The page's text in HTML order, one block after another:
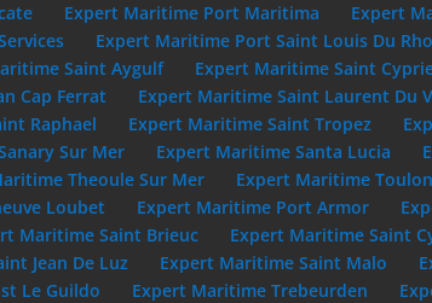
Expert Maritime Port Maritima
Expert
Expert Maritime Port Saint Louis Du
Saint Aygulf
Expert Maritime Saint
Cap Ferrat Expert Maritime Saint Laurent Du
Raphael Expert Maritime Saint Tropez
Sur Mer Expert Maritime Santa Lucia
Theoule Sur Mer Expert Maritime Toulon
Loubet Expert Maritime Port Armor
Maritime Saint Brieuc
Expert Maritime Saint
Jean De Luz Expert Maritime Saint Malo
Le Guildo Expert Maritime Trebeurden